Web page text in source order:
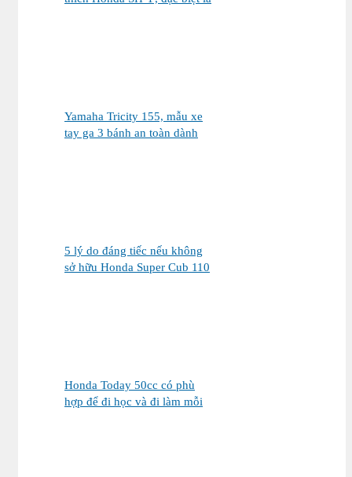
Yamaha Tricity 155, mẫu xe
tay ga 3 bánh an toàn dành
5 lý do đáng tiếc nếu không
sở hữu Honda Super Cub 110
Honda Today 50cc có phù
hợp để đi học và đi làm mỗi